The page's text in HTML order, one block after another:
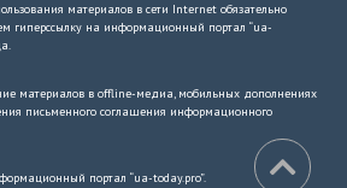
материалов в сети Internet обязательно
гиперссылку на информационный портал “ua-
материалов в offline-медиа, мобильных дополнениях
письменного соглашения информационного
портал “ua-today.pro”.